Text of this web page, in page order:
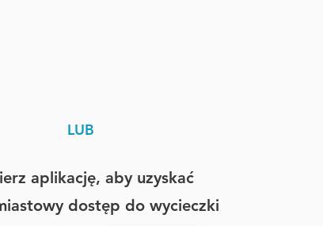
LUB
aplikację, aby uzyskać
dostęp do wycieczki